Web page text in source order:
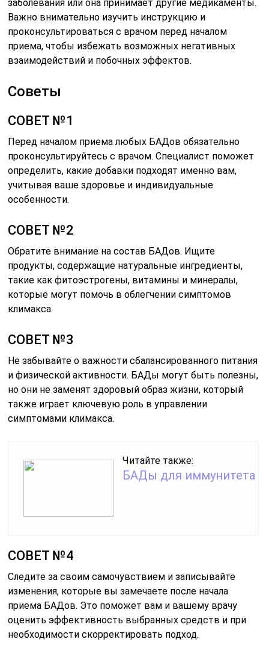
заболевания или она принимает другие медикаменты.
Важно внимательно изучить инструкцию и
проконсультироваться с врачом перед началом
приема, чтобы избежать возможных негативных
взаимодействий и побочных эффектов.
Советы
СОВЕТ №1
Перед началом приема любых БАДов обязательно
проконсультируйтесь с врачом. Специалист поможет
определить, какие добавки подходят именно вам,
учитывая ваше здоровье и индивидуальные
особенности.
СОВЕТ №2
Обратите внимание на состав БАДов. Ищите
продукты, содержащие натуральные ингредиенты,
такие как фитоэстрогены, витамины и минералы,
которые могут помочь в облегчении симптомов
климакса.
СОВЕТ №3
Не забывайте о важности сбалансированного питания
и физической активности. БАДы могут быть полезны,
но они не заменят здоровый образ жизни, который
также играет ключевую роль в управлении
симптомами климакса.
Читайте также:
БАДы для иммунитета
СОВЕТ №4
Следите за своим самочувствием и записывайте
изменения, которые вы замечаете после начала
приема БАДов. Это поможет вам и вашему врачу
оценить эффективность выбранных средств и при
необходимости скорректировать подход.